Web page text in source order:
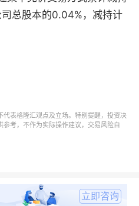
总股本的0.04%，减持计
表格隆汇观点及立场。特别提醒，投资决
考，不作为实际操作建议，交易风险自
立即咨询